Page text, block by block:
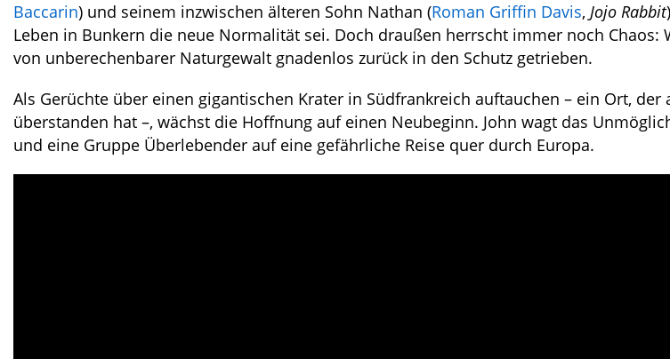
Baccarin) und seinem inzwischen älteren Sohn Nathan (Roman Griffin Davis, Jojo Rabbit
Leben in Bunkern die neue Normalität sei. Doch draußen herrscht immer noch Chaos:
von unberechenbarer Naturgewalt gnadenlos zurück in den Schutz getrieben.
Als Gerüchte über einen gigantischen Krater in Südfrankreich auftauchen – ein Ort,
überstanden hat –, wächst die Hoffnung auf einen Neubeginn. John wagt das
und eine Gruppe Überlebender auf eine gefährliche Reise quer durch Europa.